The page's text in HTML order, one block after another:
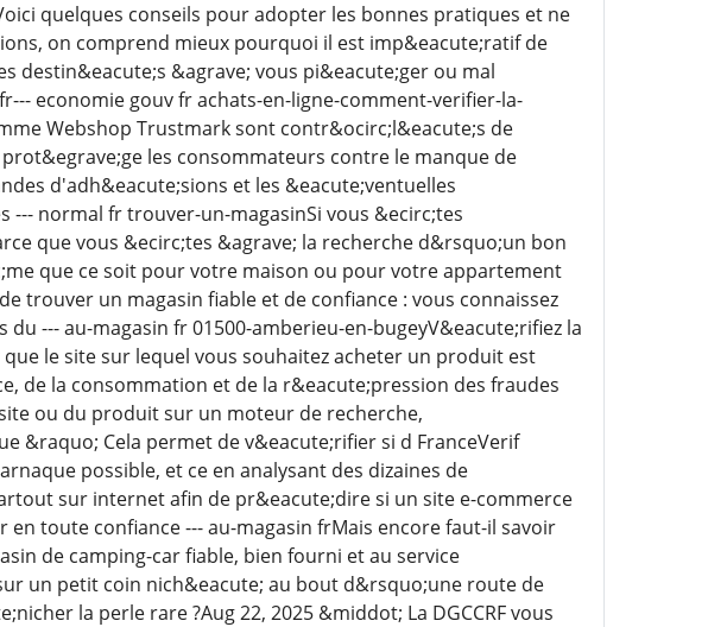
quelques conseils pour adopter les bonnes pratiques et ne
on comprend mieux pourquoi il est imp&eacute;ratif de
destin&eacute;s &agrave; vous pi&eacute;ger ou mal
economie gouv fr achats-en-ligne-comment-verifier-la-
Webshop Trustmark sont contr&ocirc;l&eacute;s de
les consommateurs contre le manque de
d'adh&eacute;sions et les &eacute;ventuelles
normal fr trouver-un-magasinSi vous &ecirc;tes
que vous &ecirc;tes &agrave; la recherche d&rsquo;un bon
que ce soit pour votre maison ou pour votre appartement
trouver un magasin fiable et de confiance : vous connaissez
--- au-magasin fr 01500-amberieu-en-bugeyV&eacute;rifiez la
le site sur lequel vous souhaitez acheter un produit est
de la consommation et de la r&eacute;pression des fraudes
ou du produit sur un moteur de recherche,
&raquo; Cela permet de v&eacute;rifier si d FranceVerif
possible, et ce en analysant des dizaines de
sur internet afin de pr&eacute;dire si un site e-commerce
toute confiance --- au-magasin frMais encore faut-il savoir
de camping-car fiable, bien fourni et au service
un petit coin nich&eacute; au bout d&rsquo;une route de
la perle rare ?Aug 22, 2025 &middot; La DGCCRF vous